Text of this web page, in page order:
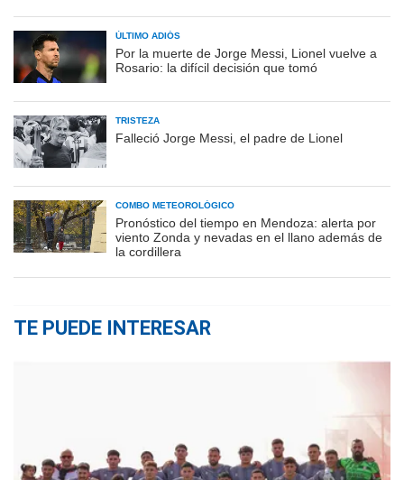
ÚLTIMO ADIÓS
Por la muerte de Jorge Messi, Lionel vuelve a
Rosario: la difícil decisión que tomó
TRISTEZA
Falleció Jorge Messi, el padre de Lionel
COMBO METEOROLÓGICO
Pronóstico del tiempo en Mendoza: alerta por
viento Zonda y nevadas en el llano además de
la cordillera
TE PUEDE INTERESAR